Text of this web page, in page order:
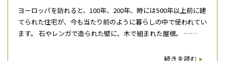
ヨーロッパを訪れると、100年、200年、時には500年以上前に建
てられた住宅が、今も当たり前のように暮らしの中で使われてい
ます。 石やレンガで造られた壁に、木で組まれた屋根。 ……
続きを読む